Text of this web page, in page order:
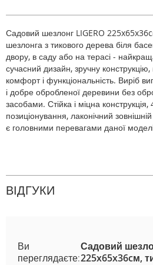
Садовий шезлонг LIGERO
шезлонга з тикового дерева біля
двору, в саду або на терасі -
сучасний дизайн, зручну конструкцію,
комфорт і функціональність. Виріб
і добре обробленої деревини без
засобами. Стійка і міцна
позиціонування, лаконічний
є головними перевагами даної
ВІДГУКИ
Ви
переглядаєте:
Садовий
225x65x36cм,